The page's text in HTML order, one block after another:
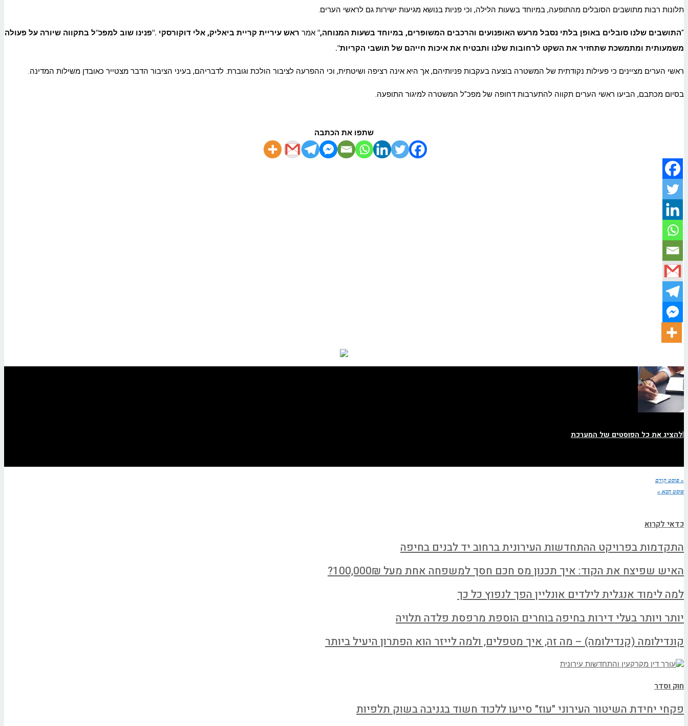
תלונות רבות מתושבים הסובלים מהתופעה, במיוחד בשעות הלילה, וכי פניות בנושא מגיעות ישירות גם לראשי הערים.
"התושבים שלנו סובלים באופן בלתי נסבל מרעש האופנועים והרכבים המשופרים, במיוחד בשעות המנוחה," אמר ראש עיריית קריית ביאליק, אלי דוקורסקי ."פנינו שוב למפכ"ל בתקווה שיורה על פעולה
משמעותית ומתמשכת שתחזיר את השקט לרחובות שלנו ותבטיח את איכות חייהם של תושבי הקריות."
ראשי הערים מציינים כי פעילות נקודתית של המשטרה בוצעה בעקבות פניותיהם, אך היא אינה רציפה ושיטתית, וכי ההפרעה לציבור הולכת וגוברת. לדבריהם, בעיני הציבור הדבר מצטייר כאובדן משילות המדינה.
בסיום מכתבם, הביעו ראשי הערים תקווה להתערבות דחופה של מפכ"ל המשטרה למיגור התופעה.
שתפו את הכתבה
|להציג את כל הפוסטים של המערכת
« פוסט קודם
פוסט הבא »
כדאי לקרוא
התקדמות בפרויקט ההתחדשות העירונית ברחוב יד לבנים בחיפה
האיש שפיצח את הקוד: איך תכנון מס חכם חסך למשפחה אחת מעל 100,000₪?
למה לימוד אנגלית לילדים אונליין הפך לנפוץ כל כך
יותר ויותר בעלי דירות בחיפה בוחרים הוספת מרפסת פלדה תלויה
קונדילומה (קנדילומה) – מה זה, איך מטפלים, ולמה לייזר הוא הפתרון היעיל ביותר
חוק וסדר
פקחי יחידת השיטור העירוני "עוז" סייעו ללכוד חשוד בגניבה בשוק תלפיות